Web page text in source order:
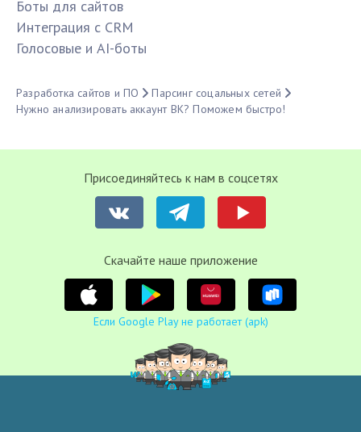
Боты для сайтов
Интеграция с CRM
Голосовые и AI-боты
Разработка сайтов и ПО
Парсинг соцальных сетей
Нужно анализировать аккаунт ВК? Поможем быстро!
Присоединяйтесь к нам в соцсетях
Cкачайте наше приложение
Если Google Play не работает (apk)